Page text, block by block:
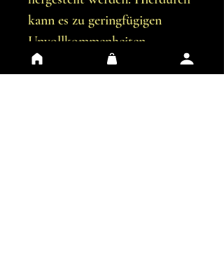
kann es zu geringfügigen
Unvollkommenheiten
kommen.